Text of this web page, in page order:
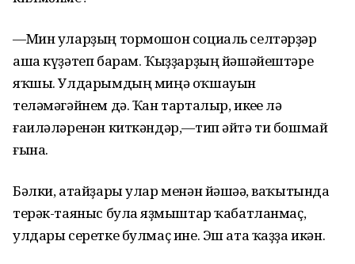
—Мин уларҙың тормошон социаль селтәрҙәр
аша күҙәтеп барам. Ҡыҙҙарҙың йәшәйештәре
яҡшы. Улдарымдың миңә оҡшауын
теләмәгәйнем дә. Ҡан тарталыр, икеһе лә
ғаиләләренән киткәндәр,—тип әйтә ти бошмай
ғына.
Бәлки, атайҙары улар менән йәшәһә, ваҡытында
терәк-таяныс булһа яҙмыштар ҡабатланмаҫ,
улдары серетке булмаҫ ине. Эш ата ҡаҙҙа икән.